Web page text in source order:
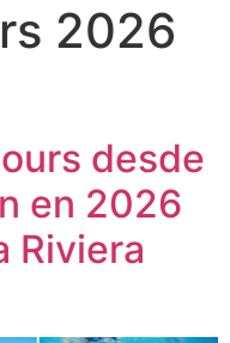
2026
desde
en 2026
Riviera